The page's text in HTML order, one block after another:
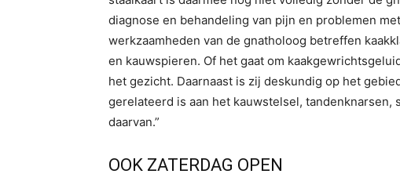
diagnose en behandeling van pijn en problemen
werkzaamheden van de gnatholoog betreffen
en kauwspieren. Of het gaat om
het gezicht. Daarnaast is zij deskundig op het
gerelateerd is aan het kauwstelsel, tandenknarsen,
daarvan.”
OOK ZATERDAG OPEN